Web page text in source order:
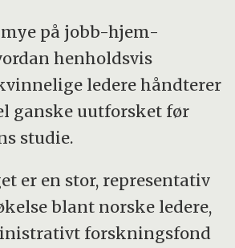
på jobb-hjem-
henholdsvis
ledere håndterer
ganske uutforsket før
studie.
er en stor, representativ
blant norske ledere,
forskningsfond